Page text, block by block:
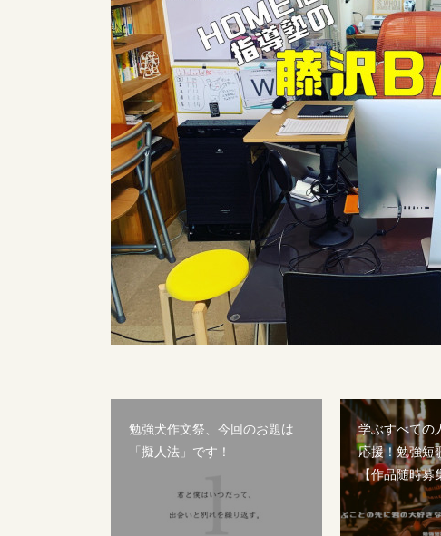
勉強犬作文祭、今回のお題は
「擬人法」です！
学ぶすべての
応援！勉強短
【作品随時募